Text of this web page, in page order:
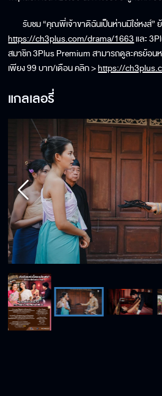
รับชม “คุณพี่เจ้าขาดิฉันเป็นห่านมิใช่หงส์”
https://ch3plus.com/drama/1663และ
สมาชิก 3Plus Premium สามารถดูละครย้อน
เพียง 99 บาท/เดือน คลิก >https://
แกลเลอรี่